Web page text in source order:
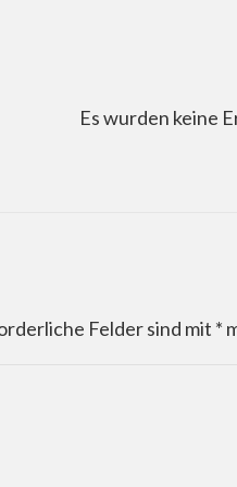
Es wurden keine
Felder sind mit *